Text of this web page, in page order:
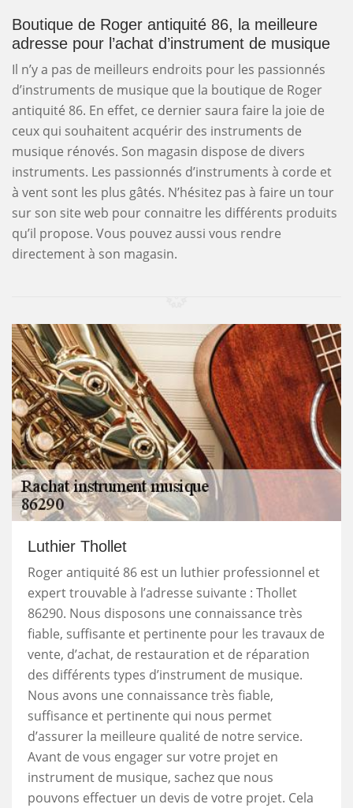
Boutique de Roger antiquité 86, la meilleure
adresse pour l’achat d’instrument de musique
Il n’y a pas de meilleurs endroits pour les passionnés
d’instruments de musique que la boutique de Roger
antiquité 86. En effet, ce dernier saura faire la joie de
ceux qui souhaitent acquérir des instruments de
musique rénovés. Son magasin dispose de divers
instruments. Les passionnés d’instruments à corde et
à vent sont les plus gâtés. N’hésitez pas à faire un tour
sur son site web pour connaitre les différents produits
qu’il propose. Vous pouvez aussi vous rendre
directement à son magasin.
Luthier Thollet
Roger antiquité 86 est un luthier professionnel et
expert trouvable à l’adresse suivante : Thollet
86290. Nous disposons une connaissance très
fiable, suffisante et pertinente pour les travaux de
vente, d’achat, de restauration et de réparation
des différents types d’instrument de musique.
Nous avons une connaissance très fiable,
suffisance et pertinente qui nous permet
d’assurer la meilleure qualité de notre service.
Avant de vous engager sur votre projet en
instrument de musique, sachez que nous
pouvons effectuer un devis de votre projet. Cela